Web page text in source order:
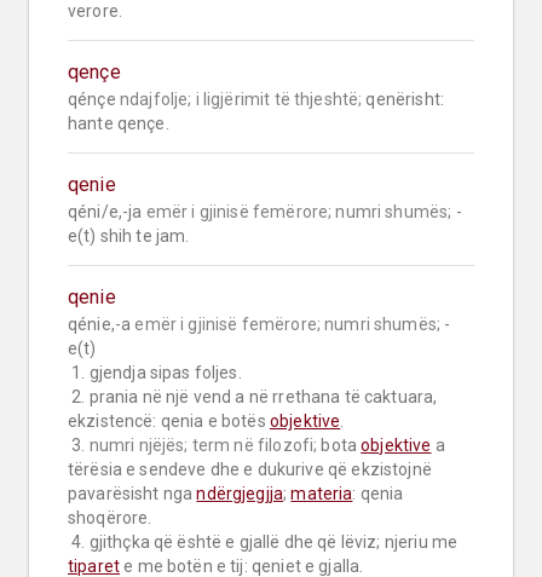
verore.
qençe
qénçe ndajfolje; i ligjërimit të thjeshtë; qenërisht:
hante qençe.
qenie
qéni/e,-ja emër i gjinisë femërore; numri shumës; -
e(t) shih te jam.
qenie
qénie,-a emër i gjinisë femërore; numri shumës; -
e(t)
ekzistencë: qenia e botës objektive
3. numri njëjës; term në filozofi; bota objektive a
tërësia e sendeve dhe e dukurive që ekzistojnë
pavarësisht nga ndërgjegjja; materia: qenia
shoqërore.
tiparet e me botën e tij: qeniet e gjalla.